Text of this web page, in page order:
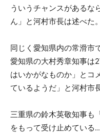
ういうチャンスがあるな
ん」と河村市長は述べた。
同じく愛知県内の常滑市
愛知県の大村秀章知事は
はいかがなものか」とコ
ているようだ」と河村市
三重県の鈴木英敬知事も
をもって受け止めている